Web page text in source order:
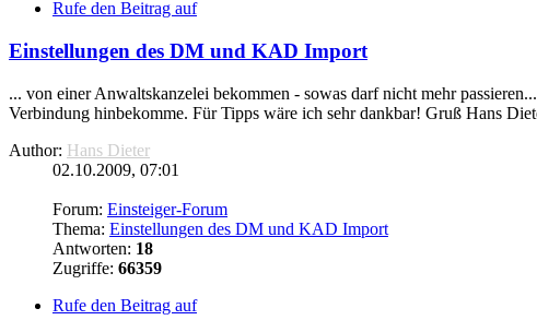
Rufe den Beitrag auf
Einstellungen des DM und KAD Import
... von einer Anwaltskanzelei bekommen - sowas darf nicht mehr
Verbindung hinbekomme. Für Tipps wäre ich sehr dankbar! Gruß Hans
Author: Hans Dieter
02.10.2009, 07:01
Forum: Einsteiger-Forum
Thema: Einstellungen des DM und KAD Import
Antworten: 18
Zugriffe: 66359
Rufe den Beitrag auf